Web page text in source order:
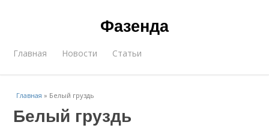
Фазенда
Главная Новости Статьи
Главная » Белый груздь
Белый груздь